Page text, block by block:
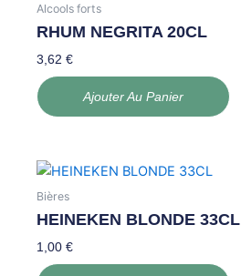
Alcools forts
RHUM NEGRITA 20CL
3,62€
Ajouter Au Panier
Bières
HEINEKEN BLONDE 33CL
1,00€